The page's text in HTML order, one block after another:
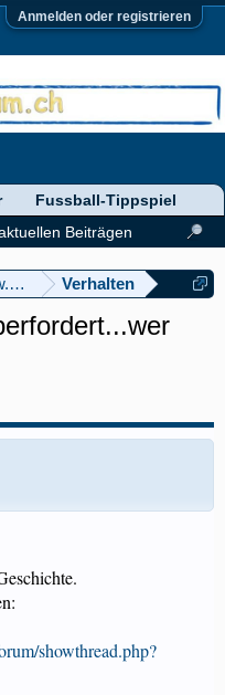
Anmelden oder registrieren
Verhalten
showthread.php?
Beiträgen
Fussball-Tippspiel